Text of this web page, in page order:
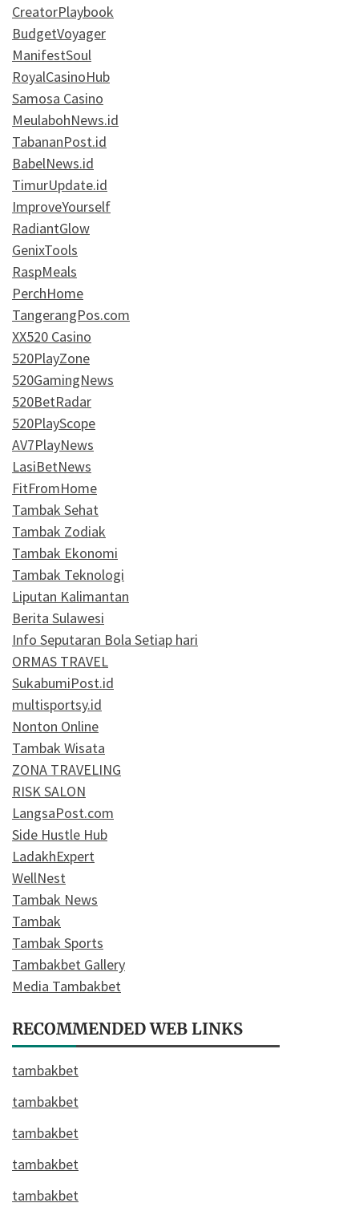
CreatorPlaybook
BudgetVoyager
ManifestSoul
RoyalCasinoHub
Samosa Casino
MeulabohNews.id
TabananPost.id
BabelNews.id
TimurUpdate.id
ImproveYourself
RadiantGlow
GenixTools
RaspMeals
PerchHome
TangerangPos.com
XX520 Casino
520PlayZone
520GamingNews
520BetRadar
520PlayScope
AV7PlayNews
LasiBetNews
FitFromHome
Tambak Sehat
Tambak Zodiak
Tambak Ekonomi
Tambak Teknologi
Liputan Kalimantan
Berita Sulawesi
Info Seputaran Bola Setiap hari
ORMAS TRAVEL
SukabumiPost.id
multisportsy.id
Nonton Online
Tambak Wisata
ZONA TRAVELING
RISK SALON
LangsaPost.com
Side Hustle Hub
LadakhExpert
WellNest
Tambak News
Tambak
Tambak Sports
Tambakbet Gallery
Media Tambakbet
RECOMMENDED WEB LINKS
tambakbet
tambakbet
tambakbet
tambakbet
tambakbet